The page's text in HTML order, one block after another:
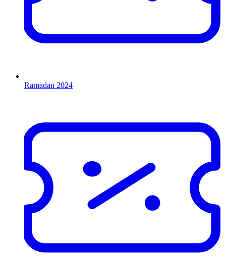
Ramadan 2024